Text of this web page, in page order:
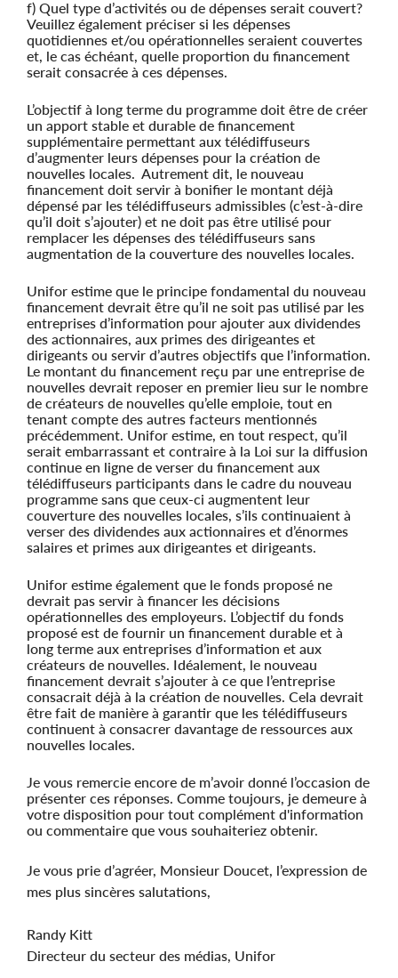
f) Quel type d’activités ou de dépenses serait couvert?
Veuillez également préciser si les dépenses
quotidiennes et/ou opérationnelles seraient couvertes
et, le cas échéant, quelle proportion du financement
serait consacrée à ces dépenses.
L’objectif à long terme du programme doit être de créer
un apport stable et durable de financement
supplémentaire permettant aux télédiffuseurs
d’augmenter leurs dépenses pour la création de
nouvelles locales. Autrement dit, le nouveau
financement doit servir à bonifier le montant déjà
dépensé par les télédiffuseurs admissibles (c’est-à-dire
qu’il doit s’ajouter) et ne doit pas être utilisé pour
remplacer les dépenses des télédiffuseurs sans
augmentation de la couverture des nouvelles locales.
Unifor estime que le principe fondamental du nouveau
financement devrait être qu’il ne soit pas utilisé par les
entreprises d’information pour ajouter aux dividendes
des actionnaires, aux primes des dirigeantes et
dirigeants ou servir d’autres objectifs que l’information.
Le montant du financement reçu par une entreprise de
nouvelles devrait reposer en premier lieu sur le nombre
de créateurs de nouvelles qu’elle emploie, tout en
tenant compte des autres facteurs mentionnés
précédemment. Unifor estime, en tout respect, qu’il
serait embarrassant et contraire à la Loi sur la diffusion
continue en ligne de verser du financement aux
télédiffuseurs participants dans le cadre du nouveau
programme sans que ceux-ci augmentent leur
couverture des nouvelles locales, s’ils continuaient à
verser des dividendes aux actionnaires et d’énormes
salaires et primes aux dirigeantes et dirigeants.
Unifor estime également que le fonds proposé ne
devrait pas servir à financer les décisions
opérationnelles des employeurs. L’objectif du fonds
proposé est de fournir un financement durable et à
long terme aux entreprises d’information et aux
créateurs de nouvelles. Idéalement, le nouveau
financement devrait s’ajouter à ce que l’entreprise
consacrait déjà à la création de nouvelles. Cela devrait
être fait de manière à garantir que les télédiffuseurs
continuent à consacrer davantage de ressources aux
nouvelles locales.
Je vous remercie encore de m’avoir donné l’occasion de
présenter ces réponses. Comme toujours, je demeure à
votre disposition pour tout complément d'information
ou commentaire que vous souhaiteriez obtenir.
Je vous prie d’agréer, Monsieur Doucet, l’expression de
mes plus sincères salutations,
Randy Kitt
Directeur du secteur des médias, Unifor